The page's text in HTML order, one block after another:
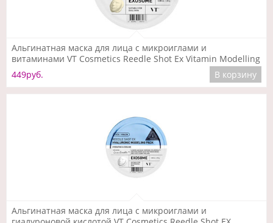
Альгинатная маска для лица с микроиглами и
витаминами VT Cosmetics Reedle Shot Ex Vitamin Modelling
Pack, 25 гр
449руб. В корзину
Альгинатная маска для лица с микроиглами и